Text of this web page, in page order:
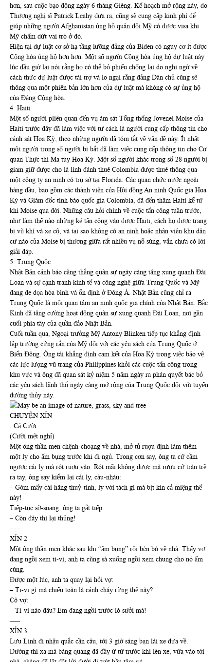
hơn, sau cuộc bạo động ngày 6 tháng Giêng. Kế hoạch mở rộng này, do
Thượng nghị sĩ Patrick Leahy đưa ra, cũng sẽ cung cấp kinh phí để
giúp những người Afghanistan ủng hộ quân đội Mỹ có được visa khi
Mỹ chấm dứt vai trò ở đó.
Hiện tại dự luật cơ sở hạ tầng lưỡng đảng của Biden có nguy cơ ít được
Cộng hòa ủng hộ hơn hơn. Một số người Cộng hòa ủng hộ dự luật này
lúc đầu giờ lại nói rằng họ có thể bỏ phiếu chống lại do nghi ngờ về
cách thức dự luật được tài trợ và lo ngại rằng đảng Dân chủ cũng sẽ
thông qua một phiên bản lớn hơn của dự luật mà không có sự ủng hộ
của Đảng Cộng hòa.
4. Haiti
Một số người pliên quan đến vụ ám sát Tổng thống Jovenel Moise của
Haiti trước đây đã làm việc với tư cách là người cung cấp thông tin cho
cảnh sát Hoa Kỳ, theo những người đã tóm tắt về vấn đề này. Ít nhất
một người trong số người bị bắt.đã làm việc cung cấp thông tin cho Cơ
quan Thực thi Ma túy Hoa Kỳ. Một số người khác trong số 28 người bị
giam giữ được cho là lính đánh thuê Colombia được thuê thông qua
một công ty an ninh có trụ sở tại Florida. Các quan chức nước ngoài
hàng đầu, bao gồm các thành viên của Hội đồng An ninh Quốc gia Hoa
Kỳ và Giám đốc tình báo quốc gia Colombia, đã đến thăm Haiti kể từ
khi Moise qua đời. Những câu hỏi chính về cuộc tấn công tuần trước,
như làm thế nào những kẻ tấn công vào được Haiti, cách họ được trang
bị vũ khí và xe cộ, và tại sao không có an ninh hoặc nhân viên khu dân
cư nào của Moise bị thương giữa rất nhiều vụ nổ súng, vẫn chưa có lời
giải đáp.
5. Trung Quốc
Nhật Bản cảnh báo căng thẳng quân sự ngày càng tăng xung quanh Đài
Loan và sự cạnh tranh kinh tế và công nghệ giữa Trung Quốc và Mỹ
đang đe dọa hòa bình và ổn định ở Đông Á. Nhật Bản cũng chỉ ra
Trung Quốc là mối quan tâm an ninh quốc gia chính của Nhật Bản. Bắc
Kinh đã tăng cường hoạt động quân sự xung quanh Đài Loan, nơi gần
cuối phía tây của quần đảo Nhật Bản.
Cuối tuần qua, Ngoại trưởng Mỹ Antony Blinken tiếp tục khẳng định
lập trường cứng rắn của Mỹ đối với các yêu sách của Trung Quốc ở
Biển Đông. Ông tái khẳng định cam kết của Hoa Kỳ trong việc bảo vệ
các lực lượng vũ trang của Philippines khỏi các cuộc tấn công trong
khu vực và ông đã quan sát kỷ niệm 5 năm ngày ra phán quyết bác bỏ
các yêu sách lãnh thổ ngày càng mở rộng của Trung Quốc đối với tuyến
đường thủy này.
CHUYỆN XỈN
. Cả Cười
(Cười mệt nghỉ)
Một ông thần men chệnh-choạng về nhà, mở tủ ruợu định làm thêm
một ly cho ấm bụng trước khi đi ngủ. Trong cơn say, ông ta cứ cầm
ngược cái ly mà rót ruợu vào. Rót mãi không được mà rượu cứ tràn trề
ra tay, ông say kiểm lại cái ly, càu-nhàu:
– Gớm mấy cái hãng thuỷ-tinh, ly với tách gì mà bịt kín cả miệng thế
này!
Tiếp-tục sờ-soạng, ông ta gắt tiếp:
– Còn đáy thì lại thủng!
—–
XỈN 2
Một ông thần men khác sau khi “ấm bụng” rồi bèn bò về nhà. Thấy vợ
đang ngồi xem ti-vi, anh ta cũng sà xuống ngồi xem chung cho nó ấm
cúng.
Được một lúc, anh ta quay lại hỏi vợ:
– Ti-vi gì mà chiếu toàn là cảnh cháy rừng thế này?
Cô vợ:
– Ti-vi nào đâu? Em đang ngồi trước lò sưởi mà!
—–
XỈN 3
Lưu Linh đi nhậu quắc cần câu, tới 3 giờ sáng bạn lái xe đưa về.
Đường thì xa mà bàng quang đã đầy ứ từ trước khi lên xe, vừa vào tới